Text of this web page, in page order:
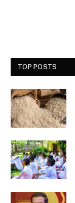
TOP POSTS